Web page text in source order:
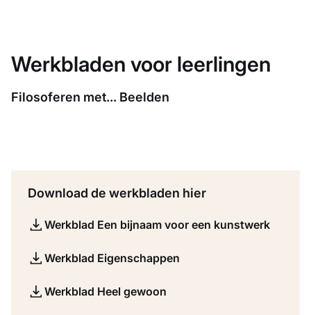
Werkbladen voor leerlingen
Filosoferen met... Beelden
Download de werkbladen hier
Werkblad Een bijnaam voor een kunstwerk
Werkblad Eigenschappen
Werkblad Heel gewoon